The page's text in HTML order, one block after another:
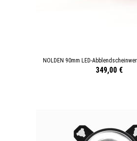
NOLDEN 90mm LED-
349,00 €